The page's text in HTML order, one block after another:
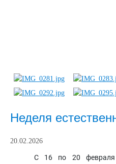
Неделя
20.02.2026
С 16 по 20 февраля